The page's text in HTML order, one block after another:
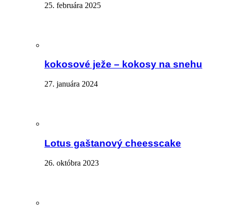
25. februára 2025
kokosové ježe – kokosy na snehu
27. januára 2024
Lotus gaštanový cheesscake
26. októbra 2023